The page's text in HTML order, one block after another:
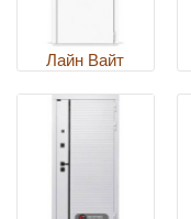
Лайн Вайт